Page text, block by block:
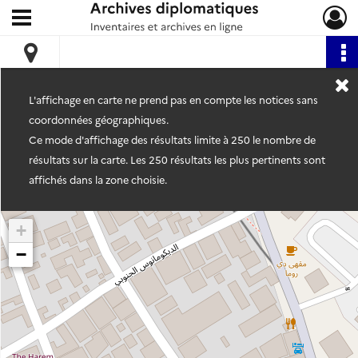
Archives diplomatiques
Ouvrir le menu déroulant
L'affichage en carte ne prend pas en compte les notices sans
coordonnées géographiques.
Ce mode d'affichage des résultats limite à 250 le nombre de
résultats sur la carte. Les 250 résultats les plus pertinents sont
affichés dans la zone choisie.
+
−